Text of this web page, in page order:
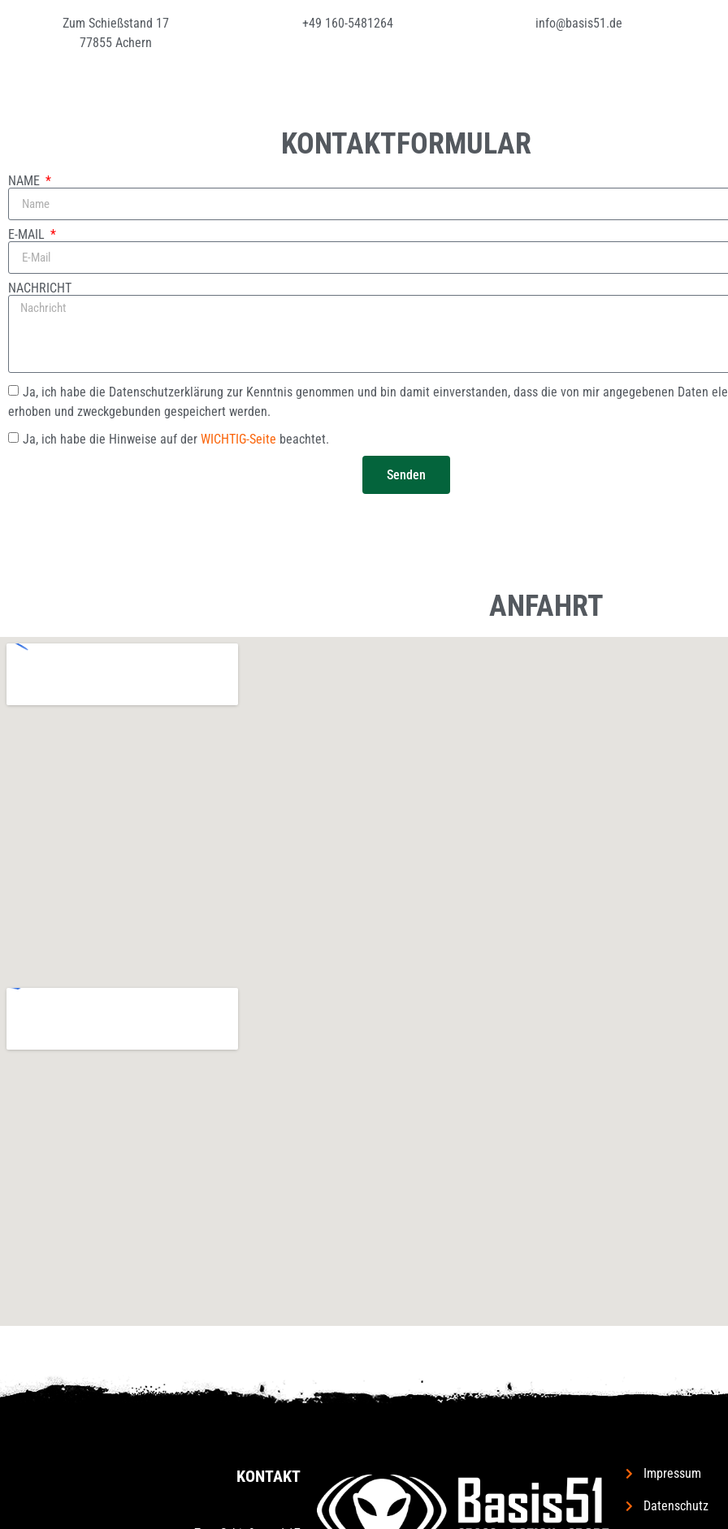
Zum Schießstand 17
77855 Achern
+49 160-5481264 info@basis51.de
KONTAKTFORMULAR
NAME
E-MAIL
NACHRICHT
Ja, ich habe die Datenschutzerklärung zur Kenntnis genommen und bin damit einverstanden, dass die von mir angegebenen Daten
erhoben und zweckgebunden gespeichert werden.
Ja, ich habe die Hinweise auf der WICHTIG-Seite beachtet.
Senden
ANFAHRT
KONTAKT Impressum
Datenschutz